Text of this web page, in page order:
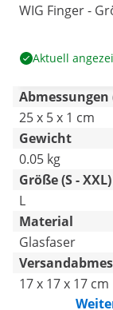
WIG Finger -
Aktuell
Abmessungen
25 x 5 x 1 cm
Gewicht
0.05 kg
Größe (S - XXL)
L
Material
Glasfaser
17 x 17 x 17 cm